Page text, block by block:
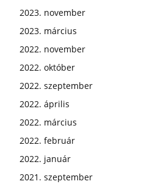
2023. november
2023. március
2022. november
2022. október
2022. szeptember
2022. április
2022. március
2022. február
2022. január
2021. szeptember